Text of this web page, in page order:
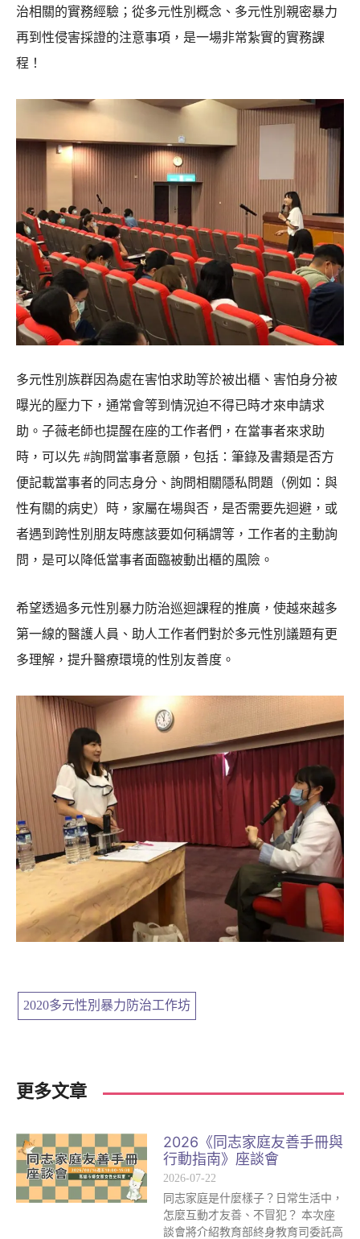
治相關的實務經驗；從多元性別概念、多元性別親密暴力
再到性侵害採證的注意事項，是一場非常紮實的實務課
程！
多元性別族群因為處在害怕求助等於被出櫃、害怕身分被
曝光的壓力下，通常會等到情況迫不得已時才來申請求
助。子薇老師也提醒在座的工作者們，在當事者來求助
時，可以先 #詢問當事者意願，包括：筆錄及書類是否方
便記載當事者的同志身分、詢問相關隱私問題（例如：與
性有關的病史）時，家屬在場與否，是否需要先迴避，或
者遇到跨性別朋友時應該要如何稱謂等，工作者的主動詢
問，是可以降低當事者面臨被動出櫃的風險。
希望透過多元性別暴力防治巡迴課程的推廣，使越來越多
第一線的醫護人員、助人工作者們對於多元性別議題有更
多理解，提升醫療環境的性別友善度。
2020多元性別暴力防治工作坊
更多文章
2026《同志家庭友善手冊與
行動指南》座談會
2026-07-22
同志家庭是什麼樣子？日常生活中，
怎麼互動才友善、不冒犯？ 本次座
談會將介紹教育部終身教育司委託高